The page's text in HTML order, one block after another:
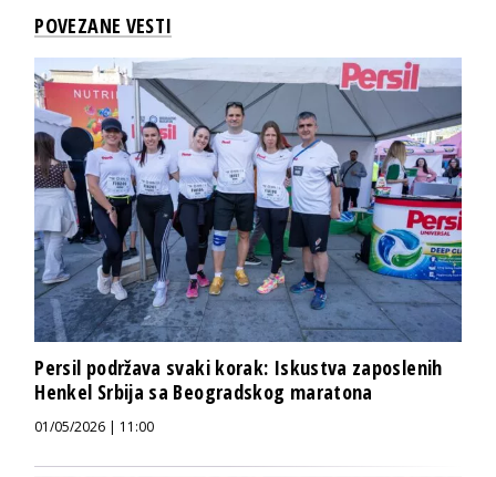
POVEZANE VESTI
Persil podržava svaki korak: Iskustva zaposlenih
Henkel Srbija sa Beogradskog maratona
01/05/2026 | 11:00